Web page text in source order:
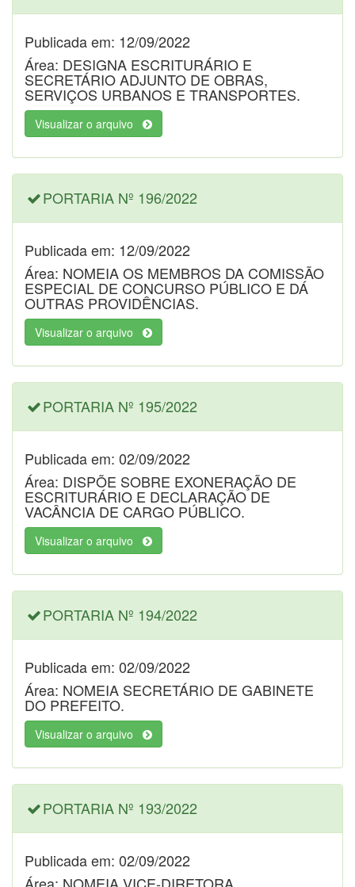
Publicada em: 12/09/2022
Área: DESIGNA ESCRITURÁRIO E
SECRETÁRIO ADJUNTO DE OBRAS,
SERVIÇOS URBANOS E TRANSPORTES.
Visualizar o arquivo
PORTARIA Nº 196/2022
Publicada em: 12/09/2022
Área: NOMEIA OS MEMBROS DA COMISSÃO
ESPECIAL DE CONCURSO PÚBLICO E DÁ
OUTRAS PROVIDÊNCIAS.
Visualizar o arquivo
PORTARIA Nº 195/2022
Publicada em: 02/09/2022
Área: DISPÕE SOBRE EXONERAÇÃO DE
ESCRITURÁRIO E DECLARAÇÃO DE
VACÂNCIA DE CARGO PÚBLICO.
Visualizar o arquivo
PORTARIA Nº 194/2022
Publicada em: 02/09/2022
Área: NOMEIA SECRETÁRIO DE GABINETE
DO PREFEITO.
Visualizar o arquivo
PORTARIA Nº 193/2022
Publicada em: 02/09/2022